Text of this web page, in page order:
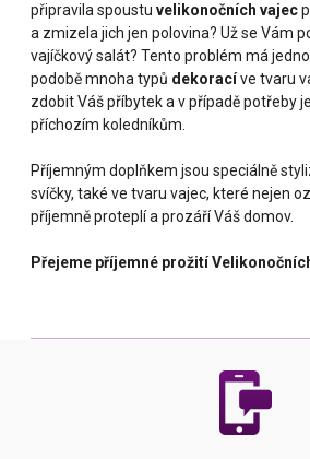
připravila spoustu velikonočních vajec
a zmizela jich jen polovina? Už se Vám
vajíčkový salát? Tento problém má
podobě mnoha typů dekoracíve tvaru
zdobit Váš příbytek a v případě potřeby
příchozím koledníkům.
Příjemným doplňkem jsou speciálně
svíčky, také ve tvaru vajec, které nejen
příjemně proteplí a prozáří Váš domov.
Přejeme příjemné prožití